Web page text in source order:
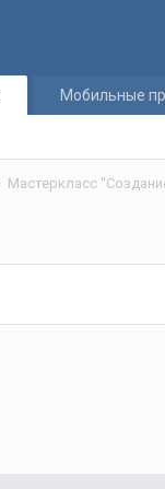
Мобильные
Мастеркласс